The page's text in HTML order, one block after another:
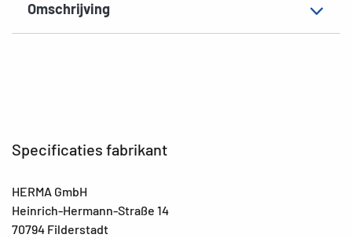
Omschrijving
Specificaties fabrikant
HERMA GmbH
Heinrich-Hermann-Straße 14
70794 Filderstadt